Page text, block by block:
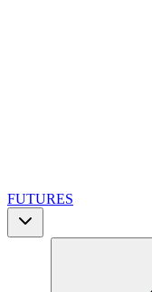
FUTURES